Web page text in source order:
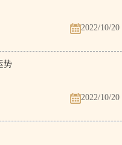
2022/10/20
势
2022/10/20